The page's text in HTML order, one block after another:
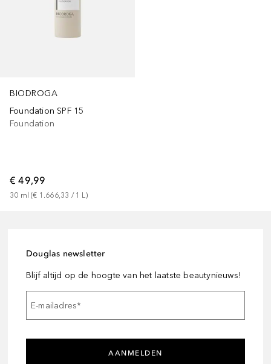
BIODROGA
Foundation SPF 15
Foundation
€ 49,99
30 ml (€ 1.666,33 / 1 L)
Douglas newsletter
Blijf altijd op de hoogte van het laatste beautynieuws!
E-mailadres*
AANMELDEN